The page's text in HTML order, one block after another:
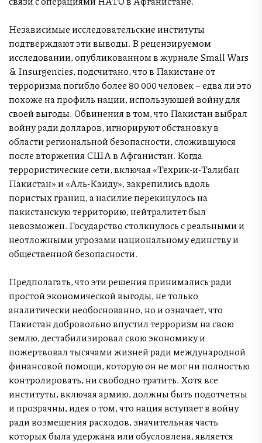
Независимые исследовательские институты
подтверждают эти выводы. В рецензируемом
исследовании, опубликованном в журнале Small Wars
& Insurgencies, подсчитано, что в Пакистане от
терроризма погибло более 80 000 человек – едва ли это
похоже на профиль нации, использующей войну для
своей выгоды. Обвинения в том, что Пакистан выбрал
войну ради долларов, игнорируют обстановку в
области региональной безопасности, сложившуюся
после вторжения США в Афганистан. Когда
террористические сети, включая «Техрик-и-Талибан
Пакистан» и «Аль-Каиду», закрепились вдоль
пористых границ, а насилие перекинулось на
пакистанскую территорию, нейтралитет был
невозможен. Государство столкнулось с реальными и
неотложными угрозами национальному единству и
общественной безопасности.
Предполагать, что эти решения принимались ради
простой экономической выгоды, не только
аналитически необоснованно, но и означает, что
Пакистан добровольно впустил терроризм на свою
землю, дестабилизировал свою экономику и
пожертвовал тысячами жизней ради международной
финансовой помощи, которую он не мог ни полностью
контролировать, ни свободно тратить. Хотя все
институты, включая армию, должны быть подотчетны
и прозрачны, идея о том, что нация вступает в войну
ради возмещения расходов, значительная часть
которых была удержана или обусловлена, является